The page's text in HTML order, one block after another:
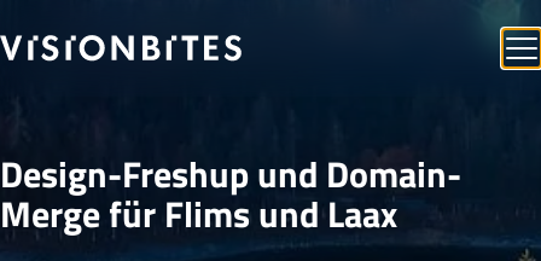
Design-Freshup und Domain-
Merge für Flims und Laax